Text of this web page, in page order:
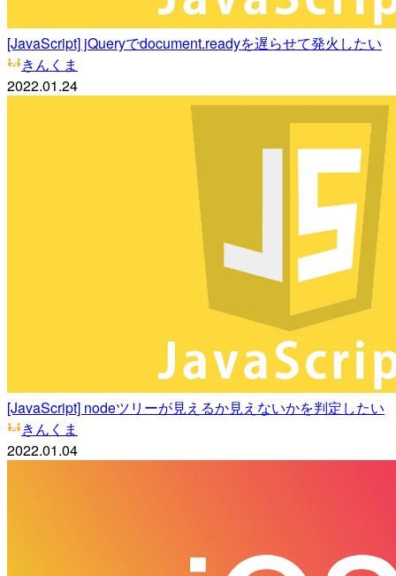
[JavaScript] jQueryでdocument.readyを遅らせて発火したい
きんくま
2022.01.24
[JavaScript] nodeツリーが見えるか見えないかを判定したい
きんくま
2022.01.04